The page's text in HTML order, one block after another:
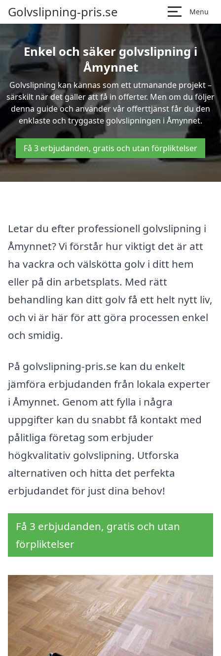
Golvslipning-pris.se Menu
Enkel och säker golvslipning i
Åmynnet
Golvslipning kan kännas som ett utmanande projekt –
särskilt när det gäller att få in offerter. Men om du följer
denna guide och använder vår offerttjänst får du den
enklaste och tryggaste golvslipningen i Åmynnet.
Få 3 erbjudanden, gratis och utan förpliktelser
Letar du efter professionell golvslipning i
Åmynnet? Vi förstår hur viktigt det är att
ha vackra och välskötta golv i ditt hem
eller på din arbetsplats. Med rätt
behandling kan ditt golv få ett helt nytt liv,
och vi är här för att göra processen enkel
och smidig.
På golvslipning-pris.se kan du enkelt
jämföra erbjudanden från lokala experter
i Åmynnet. Genom att fylla i några
uppgifter kan du snabbt få kontakt med
pålitliga företag som erbjuder
högkvalitativ golvslipning. Utforska
alternativen och hitta det perfekta
erbjudandet för just dina behov!
Få 3 erbjudanden, gratis och utan
förpliktelser